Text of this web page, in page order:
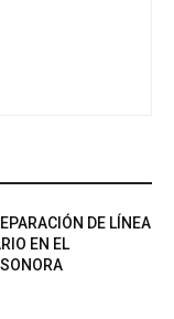
DE LÍNEA
EN EL